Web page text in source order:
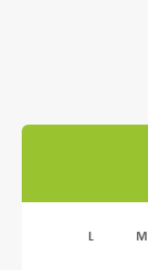
L M